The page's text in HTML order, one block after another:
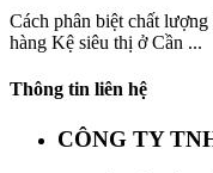
Cách phân biệt chất
hàng Kệ siêu thị ở Cần ...
Thông tin liên hệ
CÔNG TY